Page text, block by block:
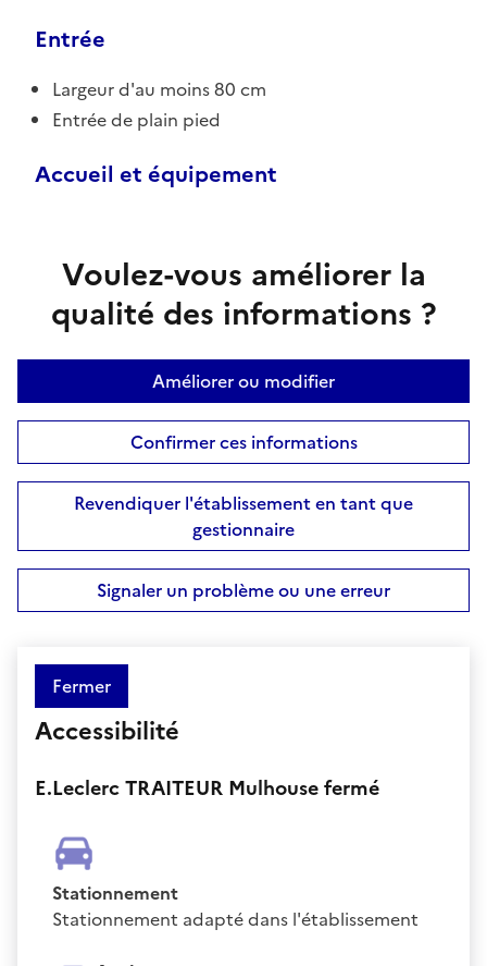
Entrée
Largeur d'au moins 80 cm
Entrée de plain pied
Accueil et équipement
Voulez-vous améliorer la
qualité des informations ?
Améliorer ou modifier
Confirmer ces informations
Revendiquer l'établissement en tant que
gestionnaire
Signaler un problème ou une erreur
Fermer
Accessibilité
E.Leclerc TRAITEUR Mulhouse fermé
Stationnement
Stationnement adapté dans l'établissement